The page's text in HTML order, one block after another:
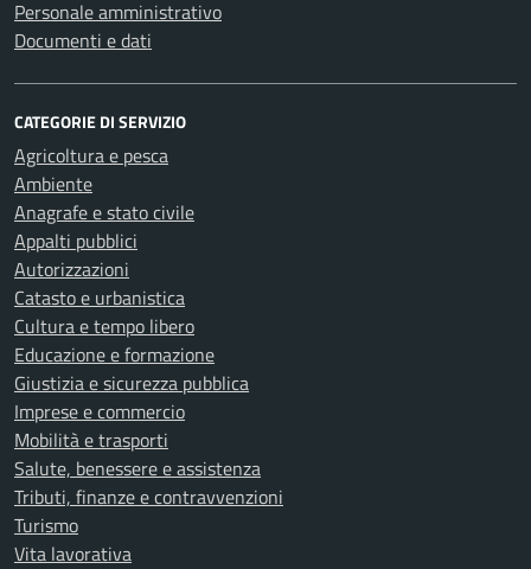
Personale amministrativo
Documenti e dati
CATEGORIE DI SERVIZIO
Agricoltura e pesca
Ambiente
Anagrafe e stato civile
Appalti pubblici
Autorizzazioni
Catasto e urbanistica
Cultura e tempo libero
Educazione e formazione
Giustizia e sicurezza pubblica
Imprese e commercio
Mobilità e trasporti
Salute, benessere e assistenza
Tributi, finanze e contravvenzioni
Turismo
Vita lavorativa